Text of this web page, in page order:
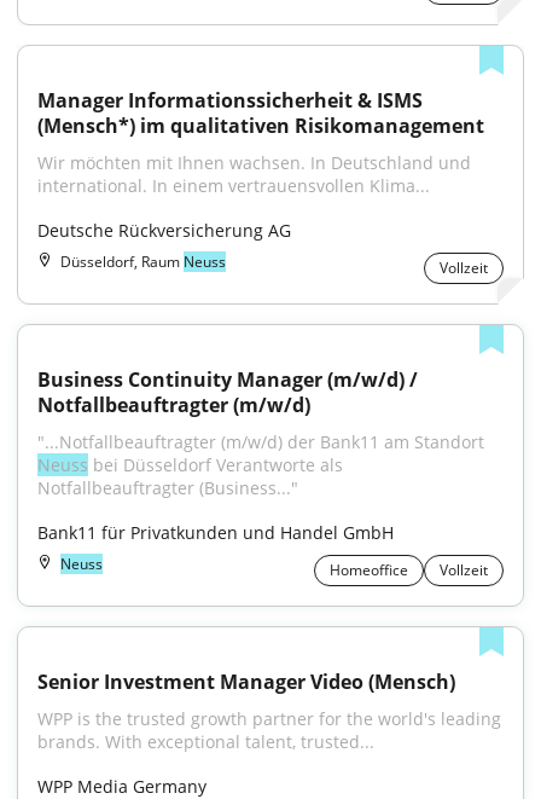
Manager Informationssicherheit & ISMS
(Mensch*) im qualitativen Risikomanagement
Wir möchten mit Ihnen wachsen. In Deutschland und
international. In einem vertrauensvollen Klima...
Deutsche Rückversicherung AG
Düsseldorf, Raum Neuss Vollzeit
Business Continuity Manager (m/w/d) /
Notfallbeauftragter (m/w/d)
Neuss bei Düsseldorf Verantworte als
Notfallbeauftragter (Business..."
Bank11 für Privatkunden und Handel GmbH
Neuss Homeoffice Vollzeit
Senior Investment Manager Video (Mensch)
WPP is the trusted growth partner for the world's leading
brands. With exceptional talent, trusted...
WPP Media Germany